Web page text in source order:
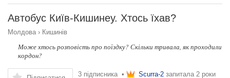
Автобус Київ-Кишинеу. Хтось їхав?
Молдова › Кишинів
Може хтось розповість про поїздку? Скільки тривала, як проходили
кордон?
3 підписника • Scurra-2 запитала 2 роки